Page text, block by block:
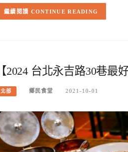
CONTINUE READING
【2024 台北永吉路30巷
北部 鄉民食堂 2021-10-01